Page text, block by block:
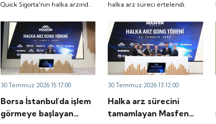
arzında bireysel
tutarın yaklaşık 1,31
katı ve yurt içi
kurumsal yatırımcılara
ayrılan tutarın ise 1,07
katı talep geldi. Quick
2026 tarihinde “QUICK”
işlem koduyla Borsa
Quick Sigorta'nın halka arzında
tutarın yaklaşık 1,31 katı ve yurt
içi kurumsal yatırımcılara
ayrılan tutarın ise 1,07 katı talep
geldi. Quick Sigorta, 6 Ağustos
2026 tarihinde “QUICK” işlem
koduyla Borsa İstanbul'da işlem
halka arz süreci ertelendi.
30 Temmuz 2026 15:17:00
Borsa İstanbul'da işlem
görmeye başlayan
30 Temmuz 2026 13:12:00
Halka arz sürecini
tamamlayan Masfen